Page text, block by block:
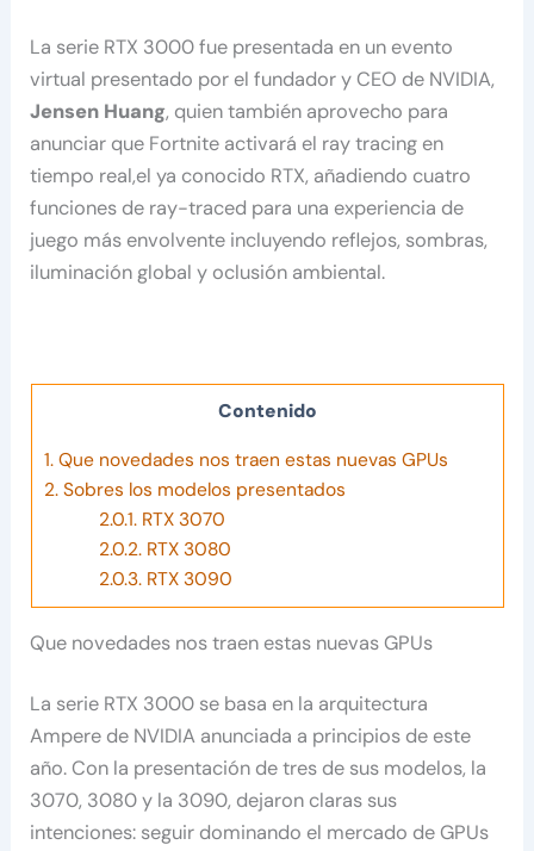
La serie RTX 3000 fue presentada en un evento
virtual presentado por el fundador y CEO de NVIDIA,
Jensen Huang, quien también aprovecho para
anunciar que Fortnite activará el ray tracing en
tiempo real,el ya conocido RTX, añadiendo cuatro
funciones de ray-traced para una experiencia de
juego más envolvente incluyendo reflejos, sombras,
iluminación global y oclusión ambiental.
Contenido
1.Que novedades nos traen estas nuevas GPUs
2.Sobres los modelos presentados
2.0.1. RTX 3070
2.0.2. RTX 3080
2.0.3. RTX 3090
Que novedades nos traen estas nuevas GPUs
La serie RTX 3000 se basa en la arquitectura
Ampere de NVIDIA anunciada a principios de este
año. Con la presentación de tres de sus modelos, la
3070, 3080 y la 3090, dejaron claras sus
intenciones: seguir dominando el mercado de GPUs